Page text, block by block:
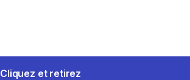
Cliquez et retirez